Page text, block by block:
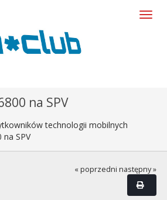
na SPV
technologii mobilnych
na SPV
« poprzedni następny »